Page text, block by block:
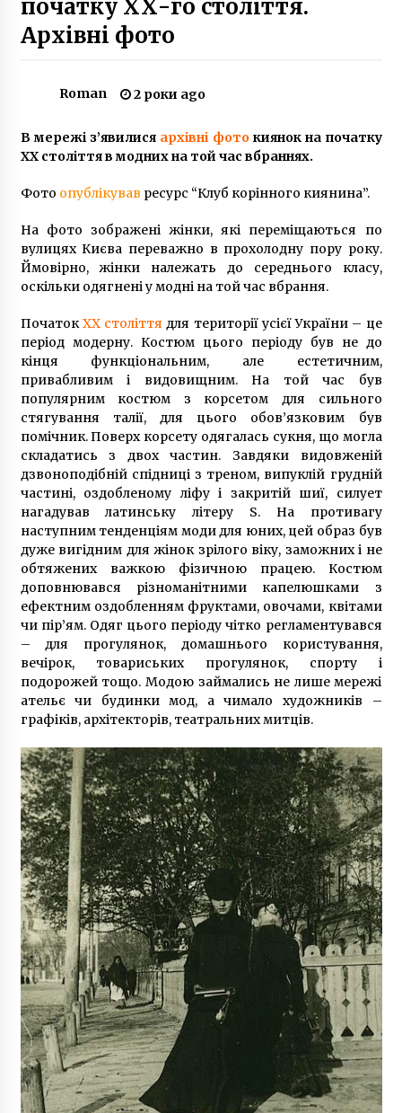
4 роки ago
5 років ago
В одному з київських супермаркетів на
людей впав торговий стелаж
Затримано підозрюваного в підпалі авто
журналіста “Схем”
6 років ago
підозрюють в розтраті понад мільйон
гривень
7 років ago
У Києві спалахнула пожежа на території
Олександрівської лікарні
5 років ago
початку ХХ-го століття.
Архівні фото
Roman 2 роки ago
В мережі з’явилися архівні фотокиянок на початку
ХХ століття в модних на той час вбраннях.
Фото опублікував ресурс “Клуб корінного киянина”.
На фото зображені жінки, які переміщаються по
вулицях Києва переважно в прохолодну пору року.
Ймовірно, жінки належать до середнього класу,
оскільки одягнені у модні на той час вбрання.
ПочатокХХ століття для території усієї України – це
період модерну. Костюм цього періоду був не до
кінця функціональним, але естетичним,
привабливим і видовищним. На той час був
популярним костюм з корсетом для сильного
стягування талії, для цього обов’язковим був
помічник. Поверх корсету одягалась сукня, що могла
складатись з двох частин. Завдяки видовженій
дзвоноподібній спідниці з треном, випуклій грудній
частині, оздобленому ліфу і закритій шиї, силует
нагадував латинську літеру S. На противагу
наступним тенденціям моди для юних, цей образ був
дуже вигідним для жінок зрілого віку, заможних і не
обтяжених важкою фізичною працею. Костюм
доповнювався різноманітними капелюшками з
ефектним оздобленням фруктами, овочами, квітами
чи пір’ям. Одяг цього періоду чітко регламентувався
– для прогулянок, домашнього користування,
вечірок, товариських прогулянок, спорту і
подорожей тощо. Модою займались не лише мережі
ательє чи будинки мод, а чимало художників –
графіків, архітекторів, театральних митців.